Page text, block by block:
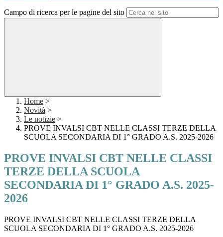
Campo di ricerca per le pagine del sito
Home >
Novità >
Le notizie >
PROVE INVALSI CBT NELLE CLASSI TERZE DELLA
SCUOLA SECONDARIA DI 1° GRADO A.S. 2025-2026
PROVE INVALSI CBT NELLE CLASSI
TERZE DELLA SCUOLA
SECONDARIA DI 1° GRADO A.S. 2025-
2026
PROVE INVALSI CBT NELLE CLASSI TERZE DELLA
SCUOLA SECONDARIA DI 1° GRADO A.S. 2025-2026